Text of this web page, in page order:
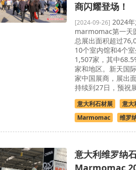
商闪耀登场！
[2024-09-26] 2024
marmomac第一天
总展出面积超过
10个室内馆和4个
1,507家，其中
家和地区。新天国
家中国展商，展出
持续到27日，预祝
意大利石材展
意大
Marmomac
维罗
意大利维罗纳
Marmomac